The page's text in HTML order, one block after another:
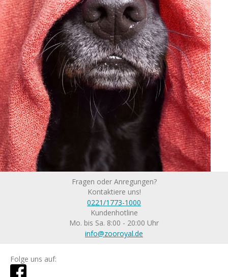
Fragen oder Anregungen?
Kontaktiere uns!
0221/1773-1000
Kundenhotline
Mo. bis Sa. 8:00 - 20:00 Uhr
info@zooroyal.de
Folge uns auf: